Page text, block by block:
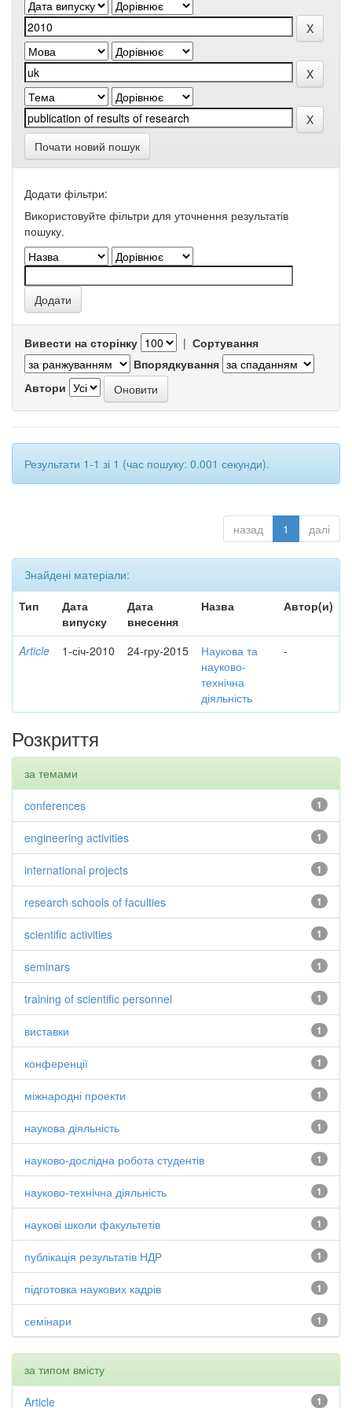
Почати новий пошук
Додати фільтри:
Використовуйте фільтри для уточнення результатів
пошуку.
Вивести на сторінку | Сортування
Впорядкування
Автори
Результати 1-1 зі 1 (час пошуку: 0.001 секунди).
назад 1 далі
Знайдені матеріали:
Тип
Дата
випуску
Дата
внесення
Назва Автор(и)
Article 1-січ-2010 24-гру-2015
Наукова та
науково-
технічна
діяльність
-
Розкриття
за темами
1
conferences
1
engineering activities
1
international projects
1
research schools of faculties
1
scientific activities
1
seminars
1
training of scientific personnel
1
виставки
1
конференції
1
міжнародні проекти
1
наукова діяльність
1
науково-дослідна робота студентів
1
науково-технічна діяльність
1
наукові школи факультетів
1
публікація результатів НДР
1
підготовка наукових кадрів
1
семінари
за типом вмісту
1
Article